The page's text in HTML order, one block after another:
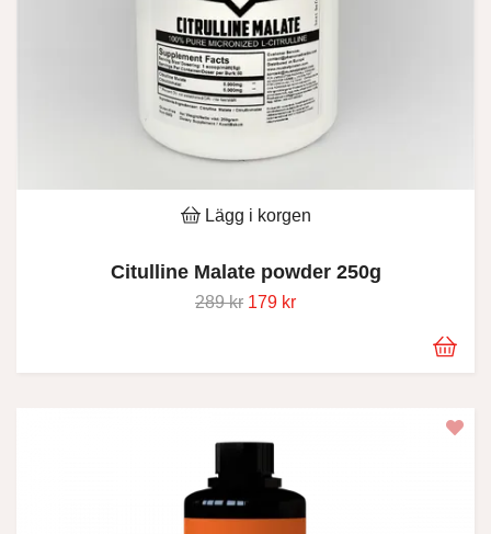
Lägg i korgen
Citulline Malate powder 250g
289 kr 179 kr